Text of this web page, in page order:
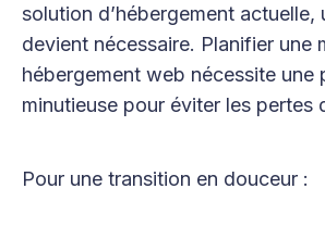
solution d’hébergement actuelle,
devient nécessaire. Planifier une
hébergement web nécessite une
minutieuse pour éviter les pertes
Pour une transition en douceur :